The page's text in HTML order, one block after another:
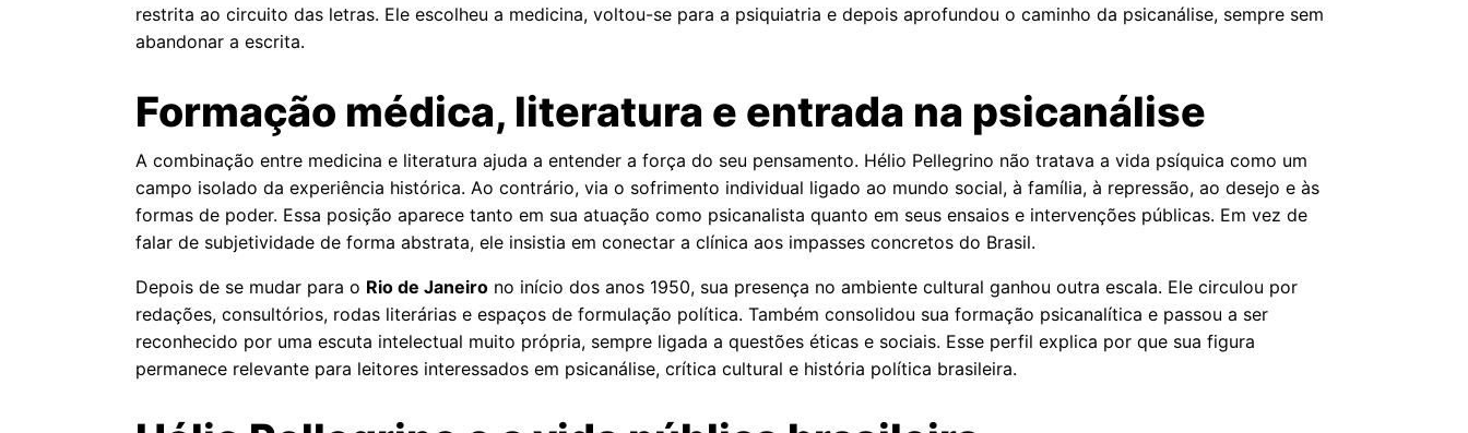
restrita ao circuito das letras. Ele escolheu a medicina, voltou-se para a psiquiatria e depois aprofundou o caminho da psicanálise, sempre sem
abandonar a escrita.
Formação médica, literatura e entrada na psicanálise
A combinação entre medicina e literatura ajuda a entender a força do seu pensamento. Hélio Pellegrino não tratava a vida psíquica como um
campo isolado da experiência histórica. Ao contrário, via o sofrimento individual ligado ao mundo social, à família, à repressão, ao desejo e às
formas de poder. Essa posição aparece tanto em sua atuação como psicanalista quanto em seus ensaios e intervenções públicas. Em vez de
falar de subjetividade de forma abstrata, ele insistia em conectar a clínica aos impasses concretos do Brasil.
Depois de se mudar para o Rio de Janeiro no início dos anos 1950, sua presença no ambiente cultural ganhou outra escala. Ele circulou por
redações, consultórios, rodas literárias e espaços de formulação política. Também consolidou sua formação psicanalítica e passou a ser
reconhecido por uma escuta intelectual muito própria, sempre ligada a questões éticas e sociais. Esse perfil explica por que sua figura
permanece relevante para leitores interessados em psicanálise, crítica cultural e história política brasileira.